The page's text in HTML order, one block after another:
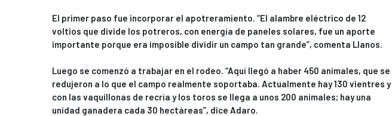
El primer paso fue incorporar el apotreramiento. “El alambre eléctrico de 12
voltios que divide los potreros, con energía de paneles solares, fue un aporte
importante porque era imposible dividir un campo tan grande”, comenta Llanos.
Luego se comenzó a trabajar en el rodeo. “Aquí llegó a haber 450 animales, que se
redujeron a lo que el campo realmente soportaba. Actualmente hay 130 vientres y
con las vaquillonas de recría y los toros se llega a unos 200 animales; hay una
unidad ganadera cada 30 hectáreas”, dice Adaro.